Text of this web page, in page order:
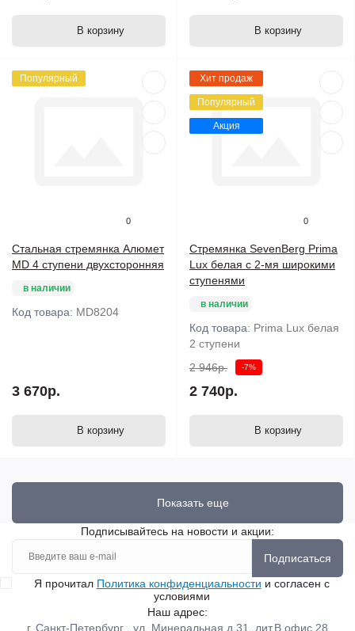
В корзину В корзину
Популярный
0
Стальная стремянка Алюмет
MD 4 ступени двухсторонняя
в наличии
Код товара: MD8204
3 670р.
В корзину
Хит продаж
Популярный
Акция
0
Стремянка SevenBerg Prima
Lux белая с 2-мя широкими
ступенями
в наличии
Код товара: Prima Lux белая
2 ступени
2 946р.
-7%
2 740р.
В корзину
Показать еще
Подписывайтесь на новости и акции:
Подписаться
Я прочитал Политика конфиденциальности и согласен с
условиями
Наш адрес:
г. Санкт-Петербург , ул. Минеральная д.31, лит.В офис 28